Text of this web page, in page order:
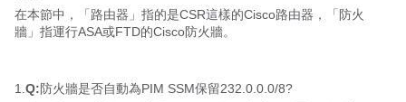
在本節中，「路由器」指的是CSR這樣的Cisco路由器，「防火
牆」指運行ASA或FTD的Cisco防火牆。
1. Q:防火牆是否自動為PIM SSM保留232.0.0.0/8?